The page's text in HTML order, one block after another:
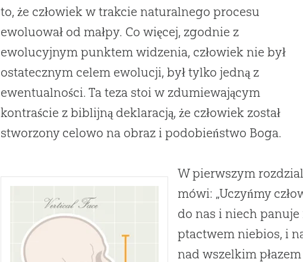
to, że człowiek w trakcie naturalnego procesu
ewoluował od małpy. Co więcej, zgodnie z
ewolucyjnym punktem widzenia, człowiek nie był
ostatecznym celem ewolucji, był tylko jedną z
ewentualności. Ta teza stoi w zdumiewającym
kontraście z biblijną deklaracją, że człowiek został
stworzony celowo na obraz i podobieństwo Boga.
W pierwszym
mówi: „Uczyńmy
do nas i niech
ptactwem niebios, i
nad wszelkim